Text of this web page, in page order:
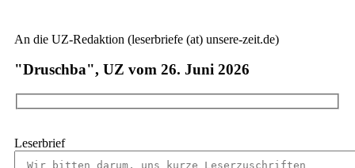
An die UZ-Redaktion (leserbriefe (at) unsere-zeit.de)
"Druschba", UZ vom 26. Juni 2026
Leserbrief